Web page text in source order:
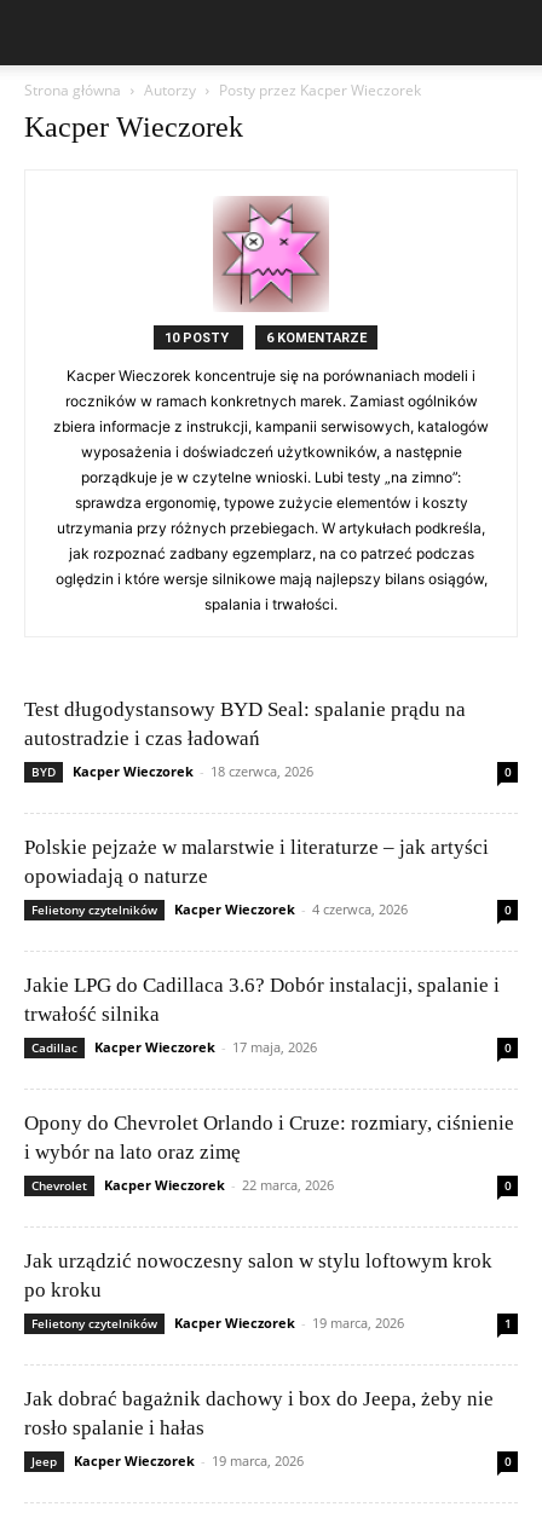
Strona główna Autorzy Posty przez Kacper Wieczorek
Kacper Wieczorek
10 POSTY 6 KOMENTARZE
Kacper Wieczorek koncentruje się na porównaniach modeli i
roczników w ramach konkretnych marek. Zamiast ogólników
zbiera informacje z instrukcji, kampanii serwisowych, katalogów
wyposażenia i doświadczeń użytkowników, a następnie
porządkuje je w czytelne wnioski. Lubi testy „na zimno”:
sprawdza ergonomię, typowe zużycie elementów i koszty
utrzymania przy różnych przebiegach. W artykułach podkreśla,
jak rozpoznać zadbany egzemplarz, na co patrzeć podczas
oględzin i które wersje silnikowe mają najlepszy bilans osiągów,
spalania i trwałości.
Test długodystansowy BYD Seal: spalanie prądu na
autostradzie i czas ładowań
BYD Kacper Wieczorek - 18 czerwca, 2026 0
Polskie pejzaże w malarstwie i literaturze – jak artyści
opowiadają o naturze
Felietony czytelników Kacper Wieczorek - 4 czerwca, 2026 0
Jakie LPG do Cadillaca 3.6? Dobór instalacji, spalanie i
trwałość silnika
Cadillac Kacper Wieczorek - 17 maja, 2026 0
Opony do Chevrolet Orlando i Cruze: rozmiary, ciśnienie
i wybór na lato oraz zimę
Chevrolet Kacper Wieczorek - 22 marca, 2026 0
Jak urządzić nowoczesny salon w stylu loftowym krok
po kroku
Felietony czytelników Kacper Wieczorek - 19 marca, 2026 1
Jak dobrać bagażnik dachowy i box do Jeepa, żeby nie
rosło spalanie i hałas
Jeep Kacper Wieczorek - 19 marca, 2026 0